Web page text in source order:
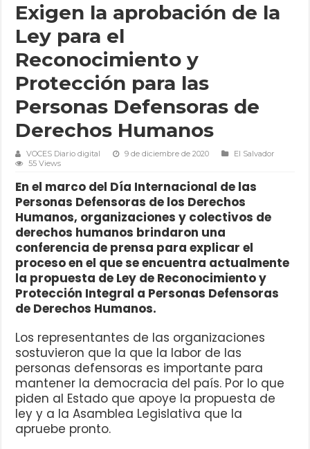
Exigen la aprobación de la
Ley para el
Reconocimiento y
Protección para las
Personas Defensoras de
Derechos Humanos
VOCES Diario digital 9 de diciembre de 2020
El Salvador
55 Views
En el marco del Día Internacional de las
Personas Defensoras de los Derechos
Humanos, organizaciones y colectivos de
derechos humanos brindaron una
conferencia de prensa para explicar el
proceso en el que se encuentra actualmente
la propuesta de Ley de Reconocimiento y
Protección Integral a Personas Defensoras
de Derechos Humanos.
Los representantes de las organizaciones
sostuvieron que la que la labor de las
personas defensoras es importante para
mantener la democracia del país. Por lo que
piden al Estado que apoye la propuesta de
ley y a la Asamblea Legislativa que la
apruebe pronto.